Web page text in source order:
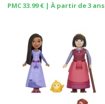
PMC 33.99 € | À partir de 3 ans